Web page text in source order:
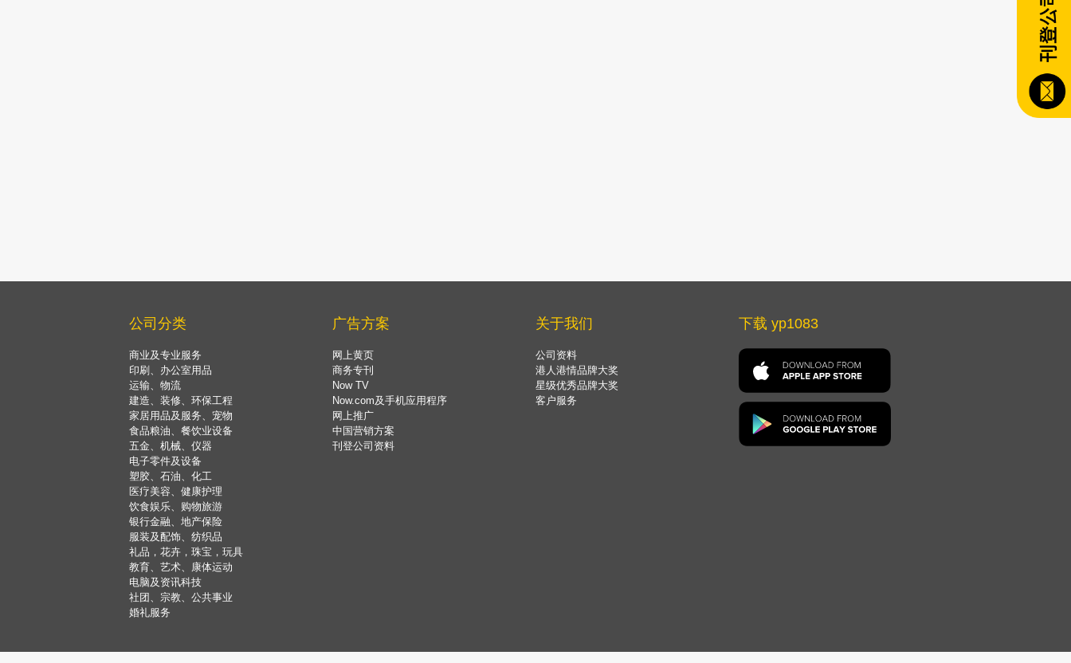
公司分类
商业及专业服务
印刷、办公室用品
运输、物流
建造、装修、环保工程
家居用品及服务、宠物
食品粮油、餐饮业设备
五金、机械、仪器
电子零件及设备
塑胶、石油、化工
医疗美容、健康护理
饮食娱乐、购物旅游
银行金融、地产保险
服装及配饰、纺织品
礼品，花卉，珠宝，玩具
教育、艺术、康体运动
电脑及资讯科技
社团、宗教、公共事业
婚礼服务
广告方案
网上黄页
商务专刊
Now TV
Now.com及手机应用程序
网上推广
中国营销方案
刊登公司资料
关于我们
公司资料
港人港情品牌大奖
星级优秀品牌大奖
客户服务
下载 yp1083